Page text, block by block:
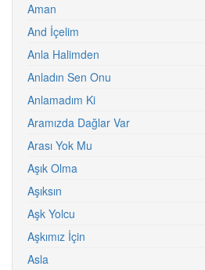
Aman
And İçelim
Anla Halimden
Anladın Sen Onu
Anlamadım Ki
Aramızda Dağlar Var
Arası Yok Mu
Aşık Olma
Aşıksın
Aşk Yolcu
Aşkımız İçin
Asla